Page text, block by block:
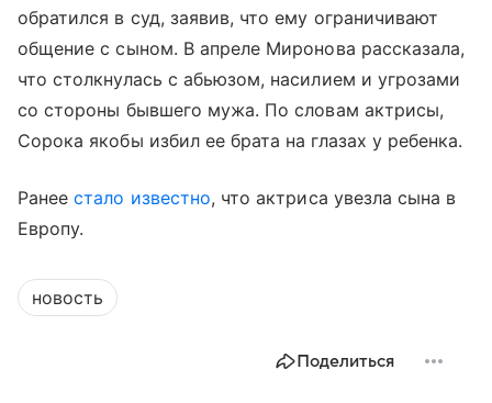
обратился в суд, заявив, что ему ограничивают
общение с сыном. В апреле Миронова рассказала,
что столкнулась с абьюзом, насилием и угрозами
со стороны бывшего мужа. По словам актрисы,
Сорока якобы избил ее брата на глазах у ребенка.
Ранеестало известно, что актриса увезла сына в
Европу.
новость
Поделиться